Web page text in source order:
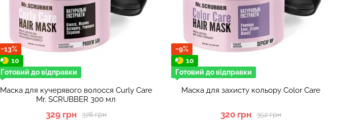
−13%
10
Готовий до відправки
Маска для кучерявого волосся Curly Сare
Mr. SCRUBBER 300 мл
378 грн
329 грн
−9%
10
Готовий до відправки
Маска для захисту кольору Color Care
352 грн
320 грн